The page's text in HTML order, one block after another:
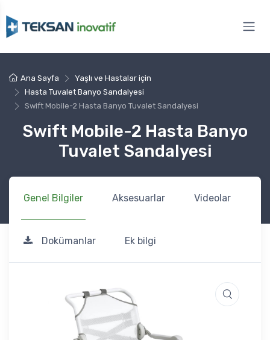
Ana Sayfa
Yaşlı ve Hastalar için
Hasta Tuvalet Banyo Sandalyesi
Swift Mobile-2 Hasta Banyo Tuvalet Sandalyesi
Swift Mobile-2 Hasta Banyo
Tuvalet Sandalyesi
Genel Bilgiler Aksesuarlar Videolar
Dokümanlar Ek bilgi